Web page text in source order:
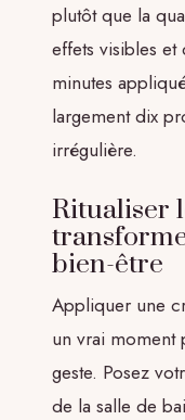
plutôt que la
effets visibles
minutes
largement dix
irrégulière.
Ritualiser
bien-être
Appliquer une
un vrai moment
geste. Posez
de la salle de